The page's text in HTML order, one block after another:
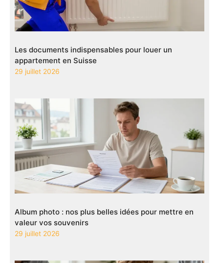
Les documents indispensables pour louer un
appartement en Suisse
29 juillet 2026
Album photo : nos plus belles idées pour mettre en
valeur vos souvenirs
29 juillet 2026